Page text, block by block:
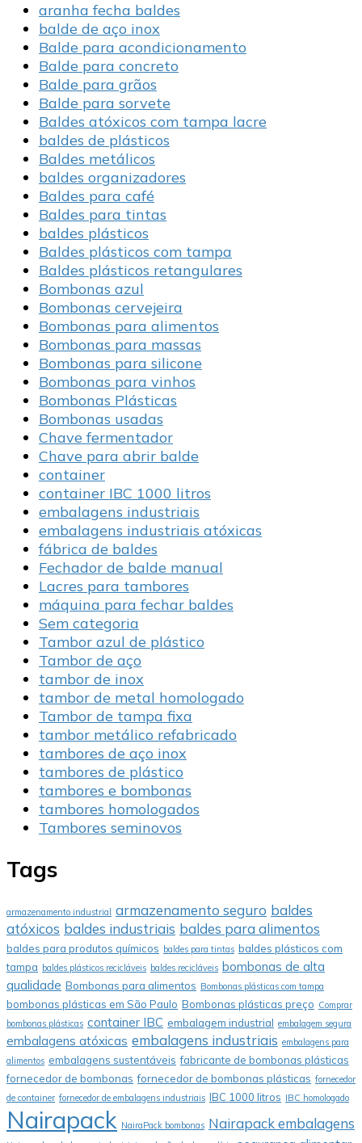
aranha fecha baldes
balde de aço inox
Balde para acondicionamento
Balde para concreto
Balde para grãos
Balde para sorvete
Baldes atóxicos com tampa lacre
baldes de plásticos
Baldes metálicos
baldes organizadores
Baldes para café
Baldes para tintas
baldes plásticos
Baldes plásticos com tampa
Baldes plásticos retangulares
Bombonas azul
Bombonas cervejeira
Bombonas para alimentos
Bombonas para massas
Bombonas para silicone
Bombonas para vinhos
Bombonas Plásticas
Bombonas usadas
Chave fermentador
Chave para abrir balde
container
container IBC 1000 litros
embalagens industriais
embalagens industriais atóxicas
fábrica de baldes
Fechador de balde manual
Lacres para tambores
máquina para fechar baldes
Sem categoria
Tambor azul de plástico
Tambor de aço
tambor de inox
tambor de metal homologado
Tambor de tampa fixa
tambor metálico refabricado
tambores de aço inox
tambores de plástico
tambores e bombonas
tambores homologados
Tambores seminovos
Tags
armazenamento industrial armazenamento seguro baldes
atóxicos baldes industriais baldes para alimentos
baldes para produtos químicos baldes para tintas baldes plásticos com
tampa baldes plásticos recicláveis baldes recicláveis bombonas de alta
qualidade Bombonas para alimentos Bombonas plásticas com tampa
bombonas plásticas em São Paulo Bombonas plásticas preço Comprar
bombonas plásticas container IBC embalagem industrial embalagem segura
embalagens atóxicas embalagens industriais embalagens para
alimentos embalagens sustentáveis fabricante de bombonas plásticas
fornecedor de bombonas fornecedor de bombonas plásticas fornecedor
de container fornecedor de embalagens industriais IBC 1000 litros IBC homologado
Nairapack NairaPack bombonas Nairapack embalagens